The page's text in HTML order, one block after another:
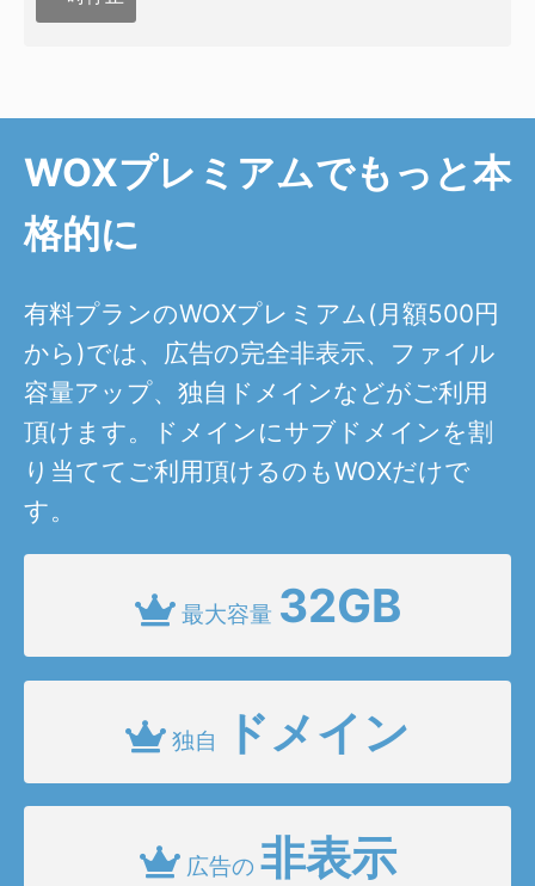
WOXプレミアムでもっと本
格的に
有料プランのWOXプレミアム(月額500円
から)では、広告の完全非表示、ファイル
容量アップ、独自ドメインなどがご利用
頂けます。ドメインにサブドメインを割
り当ててご利用頂けるのもWOXだけで
す。
最大容量 32GB
独自 ドメイン
広告の 非表示